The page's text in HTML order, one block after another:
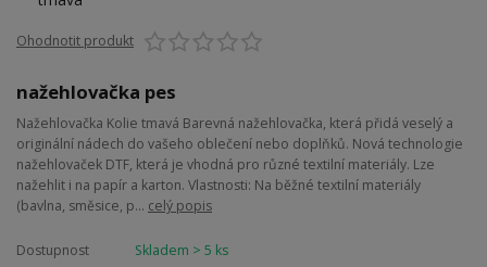
Ohodnotit produkt
nažehlovačka pes
Nažehlovačka Kolie tmavá Barevná nažehlovačka, která přidá veselý a
originální nádech do vašeho oblečení nebo doplňků. Nová technologie
nažehlovaček DTF, která je vhodná pro různé textilní materiály. Lze
nažehlit i na papír a karton. Vlastnosti: Na běžné textilní materiály
(bavlna, směsice, p... celý popis
Dostupnost
Skladem > 5 ks